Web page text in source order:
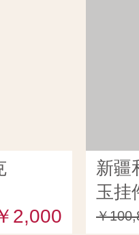
2,000
新疆
玉挂
￥